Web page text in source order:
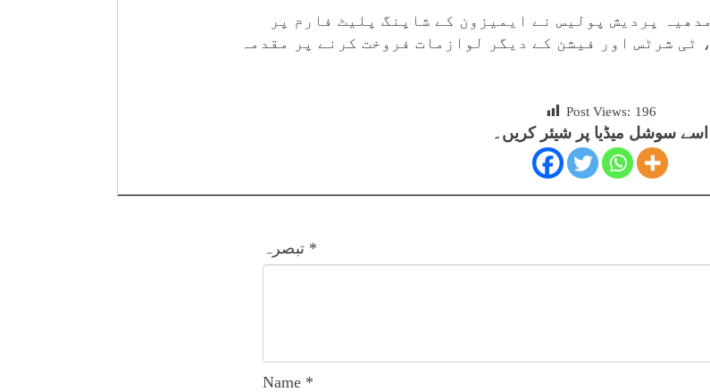
پردیش پولیس نے ایمیزون کے شاپنگ پلیٹ فارم پر
ٹی شرٹس اور فیشن کے دیگر لوازمات فروخت کرنے پر مقدمہ
Post Views: 196
اسے سوشل میڈیا پر شیئر کریں۔
تبصرہ *
Name *